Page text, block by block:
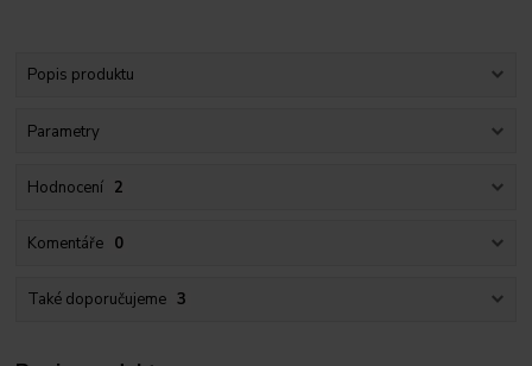
Popis produktu
Parametry
Hodnocení 2
Komentáře 0
Také doporučujeme 3